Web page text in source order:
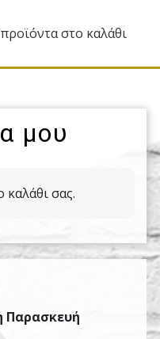
στο καλάθι
μου
καλάθι σας.
Παρασκευή